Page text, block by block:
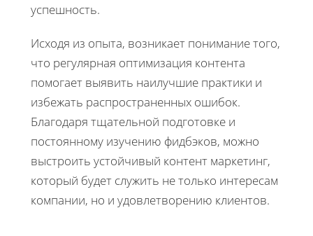
успешность.
Исходя из опыта, возникает понимание того,
что регулярная оптимизация контента
помогает выявить наилучшие практики и
избежать распространенных ошибок.
Благодаря тщательной подготовке и
постоянному изучению фидбэков, можно
выстроить устойчивый контент маркетинг,
который будет служить не только интересам
компании, но и удовлетворению клиентов.